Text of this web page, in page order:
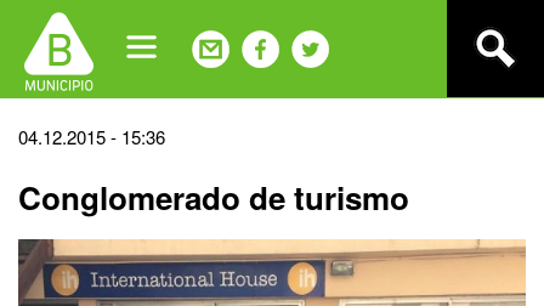
navigation
Back
top
04.12.2015 - 15:36
Conglomerado de turismo